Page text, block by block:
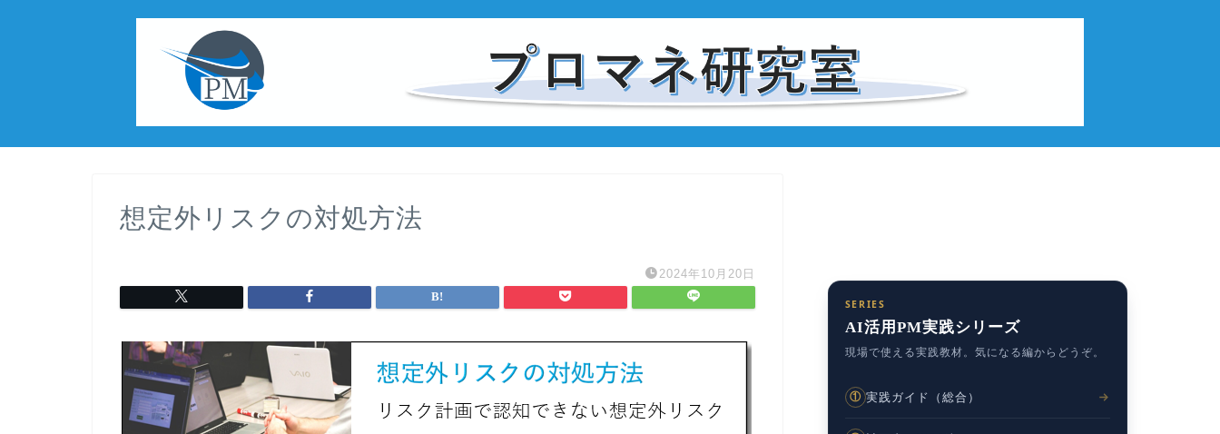
想定外リスクの対処方法
2024年10月20日
SERIES
AI活用PM実践シリーズ
現場で使える実践教材。気になる編からどうぞ。
① 実践ガイド（総合）